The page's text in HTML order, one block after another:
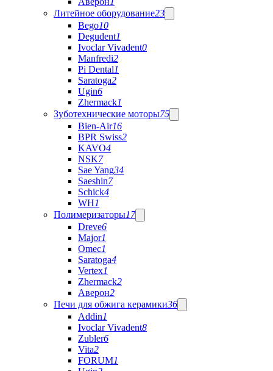
Литейное оборудование23
Bego10
Degudent1
Ivoclar Vivadent0
Manfredi2
Pi Dental1
Saratoga2
Ugin6
Zhermack1
Зуботехнические моторы75
Bien-Air16
BPR Swiss2
KAVO4
NSK7
Sae Yang34
Saeshin7
Schick4
WH1
Полимеризаторы17
Dreve6
Major1
Omec1
Saratoga4
Vertex1
Zhermack2
Аверон2
Печи для обжига керамики36
Addin1
Ivoclar Vivadent8
Zubler6
Vita2
FORUM1